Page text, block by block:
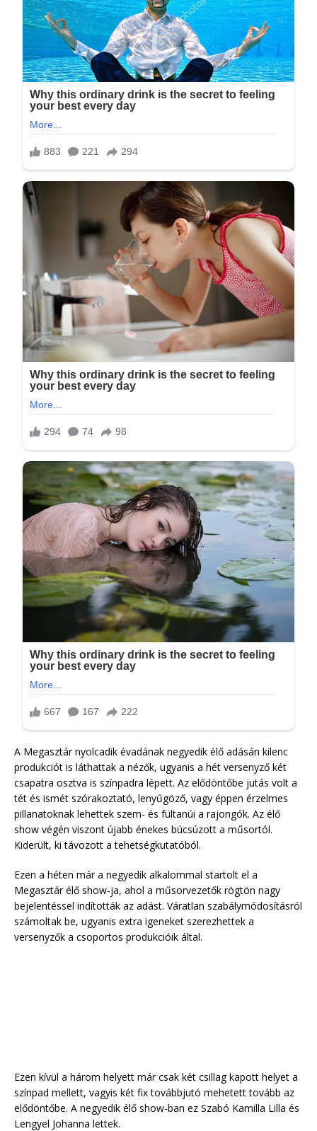
A Megasztár nyolcadik évadának negyedik élő adásán kilenc
produkciót is láthattak a nézők, ugyanis a hét versenyző két
csapatra osztva is színpadra lépett. Az elődöntőbe jutás volt a
tét és ismét szórakoztató, lenyűgöző, vagy éppen érzelmes
pillanatoknak lehettek szem- és fültanúi a rajongók. Az élő
show végén viszont újabb énekes búcsúzott a műsortól.
Kiderült, ki távozott a tehetségkutatóból.
Ezen a héten már a negyedik alkalommal startolt el a
Megasztár élő show-ja, ahol a műsorvezetők rögtön nagy
bejelentéssel indították az adást. Váratlan szabálymódosításról
számoltak be, ugyanis extra igeneket szerezhettek a
versenyzők a csoportos produkcióik által.
Ezen kívül a három helyett már csak két csillag kapott helyet a
színpad mellett, vagyis két fix továbbjutó mehetett tovább az
elődöntőbe. A negyedik élő show-ban ez Szabó Kamilla Lilla és
Lengyel Johanna lettek.